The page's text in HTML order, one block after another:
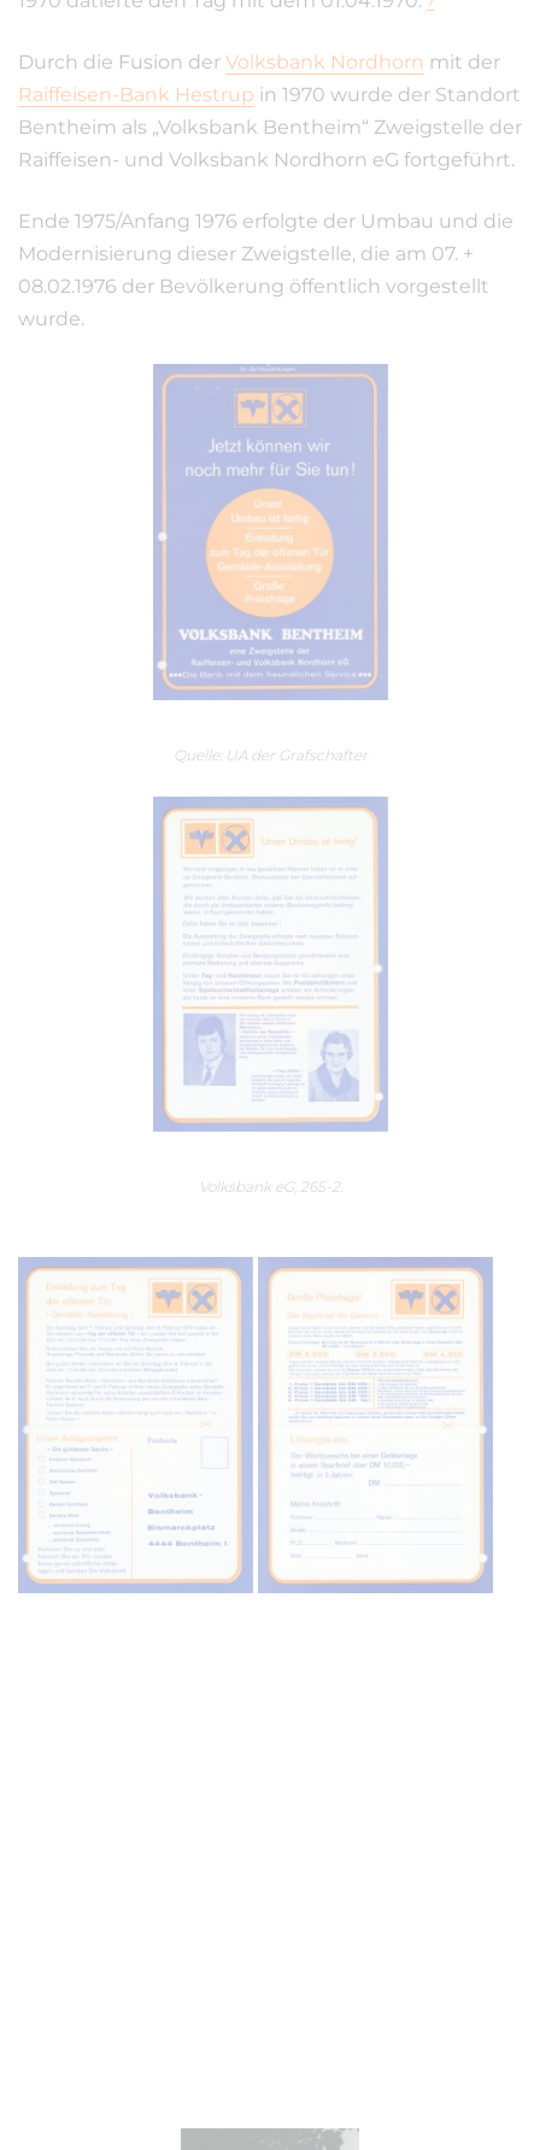
Durch die Fusion der Volksbank Nordhorn mit der
Raiffeisen-Bank Hestrup in 1970 wurde der Standort
Bentheim als „Volksbank Bentheim“ Zweigstelle der
Raiffeisen- und Volksbank Nordhorn eG fortgeführt.
Ende 1975/Anfang 1976 erfolgte der Umbau und die
Modernisierung dieser Zweigstelle, die am 07. +
08.02.1976 der Bevölkerung öffentlich vorgestellt
wurde.
Quelle: UA der Grafschafter
Volksbank eG, 265-2.